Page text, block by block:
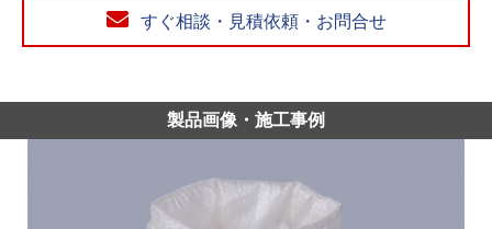
すぐ相談・見積依頼・お問合せ
製品画像・施工事例